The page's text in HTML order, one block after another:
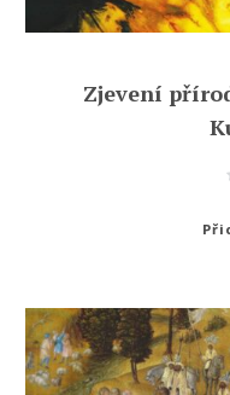
Zjevení